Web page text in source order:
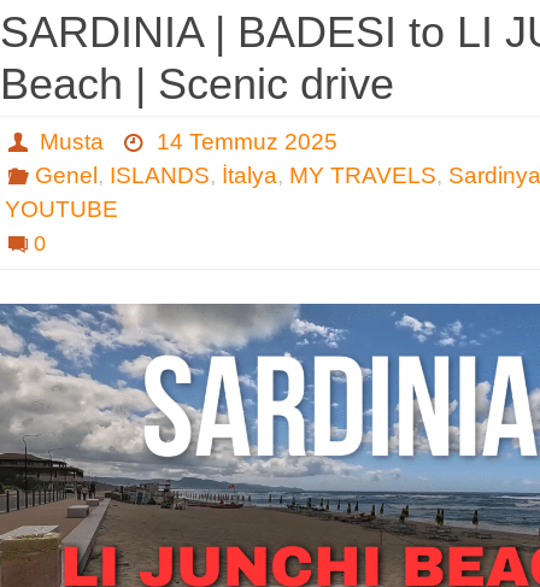
SARDINIA | BADESI to LI
Beach | Scenic drive
Musta
14 Temmuz 2025
Genel , ISLANDS, İtalya, MY TRAVELS, Sardinya
YOUTUBE
0